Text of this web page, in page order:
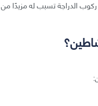
الدراجة تسبب له مزيدًا من